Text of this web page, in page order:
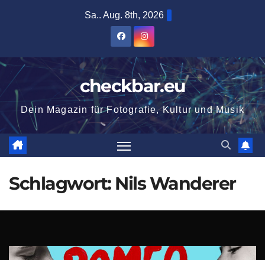
Sa.. Aug. 8th, 2026
checkbar.eu
Dein Magazin für Fotografie, Kultur und Musik
Schlagwort: Nils Wanderer